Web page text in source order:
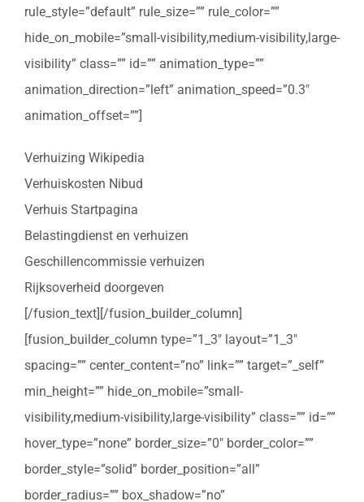
rule_style=”default” rule_size=”” rule_color=””
hide_on_mobile=”small-visibility,medium-visibility,large-
visibility” class=”” id=”” animation_type=””
animation_direction=”left” animation_speed=”0.3″
animation_offset=””]
Verhuizing Wikipedia
Verhuiskosten Nibud
Verhuis Startpagina
Belastingdienst en verhuizen
Geschillencommissie verhuizen
Rijksoverheid doorgeven
[/fusion_text][/fusion_builder_column]
[fusion_builder_column type=”1_3″ layout=”1_3″
spacing=”” center_content=”no” link=”” target=”_self”
min_height=”” hide_on_mobile=”small-
visibility,medium-visibility,large-visibility” class=”” id=””
hover_type=”none” border_size=”0″ border_color=””
border_style=”solid” border_position=”all”
border_radius=”” box_shadow=”no”